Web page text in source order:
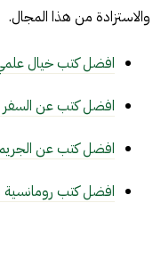
والاستزادة من هذا المجال.
افضل كتب خيال علمي
افضل كتب عن السفر
افضل كتب عن
افضل كتب رومانسية